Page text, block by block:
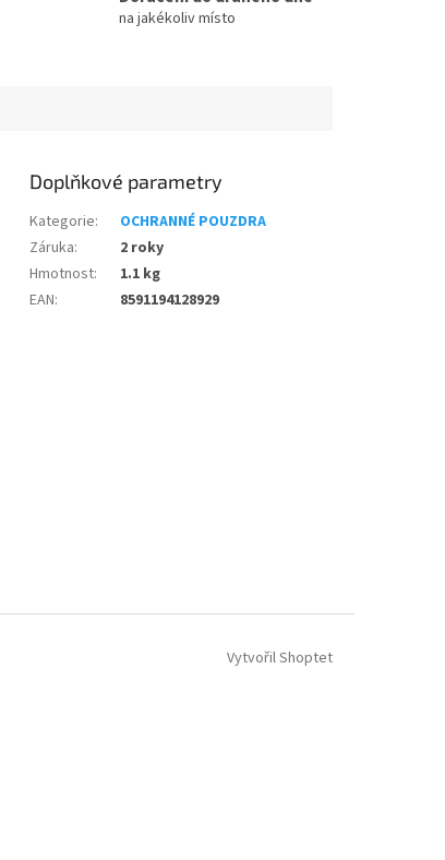
na jakékoliv místo
Doplňkové parametry
Kategorie:
OCHRANNÉ POUZDRA
Záruka:
2 roky
Hmotnost:
1.1 kg
EAN: 8591194128929
Vytvořil Shoptet